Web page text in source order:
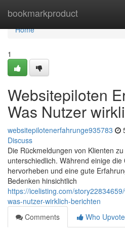
bookmarkproduct
Home
Home
1
Websitepiloten
Was Nutzer
websitepilotenerfahrunge935783
Discuss
Die Rückmeldungen von Klienten
unterschiedlich. Während einige
hervorheben und eine gute
Bedenken hinsichtlich
https://icelisting.com/
was-nutzer-wirklich-berichten
Comments
Who